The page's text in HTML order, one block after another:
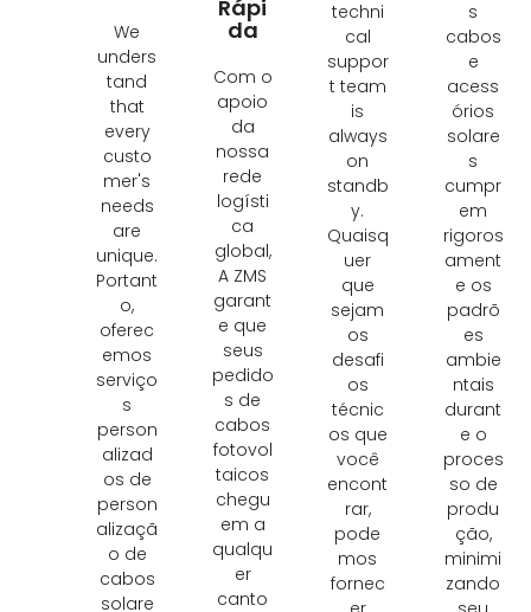
We
unders
tand
that
every
custo
mer's
needs
are
unique.
Portant
o,
oferec
emos
serviço
s
person
alizad
os de
person
alizaçã
o de
cabos
solare
Rápi
da
Com o
apoio
da
nossa
rede
logísti
ca
global,
A ZMS
garant
e que
seus
pedido
s de
cabos
fotovol
taicos
chegu
em a
qualqu
er
canto
techni
cal
suppor
t team
is
always
on
standb
y.
Quaisq
uer
que
sejam
os
desafi
os
técnic
os que
você
encont
rar,
pode
mos
fornec
s
cabos
e
acess
órios
solare
s
cumpr
em
rigoros
ament
e os
padrõ
es
ambie
ntais
durant
e o
proces
so de
produ
ção,
minimi
zando